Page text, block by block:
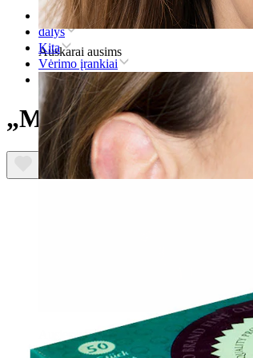
Auskarai ausims
Ausies kaušelis
Pradžia
dalys
Kita
Vėrimo įrankiai
„Mosquito“ vėrimo adata su savaime
„Mosquito“ vėrimo